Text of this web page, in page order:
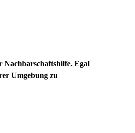
Egal
Umgebung zu